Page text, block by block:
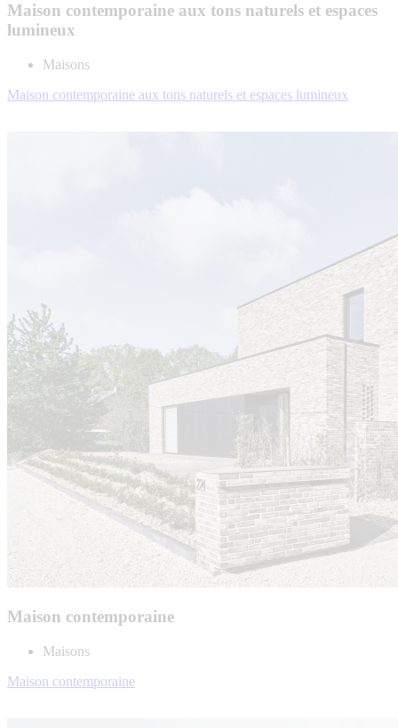
Maison contemporaine aux tons naturels et espaces
lumineux
Maisons
Maison contemporaine aux tons naturels et espaces lumineux
Maison contemporaine
Maisons
Maison contemporaine